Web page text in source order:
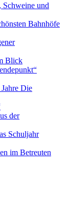
Schweine und
Bahnhöfe
Blick
Die
der
Schuljahr
im Betreuten